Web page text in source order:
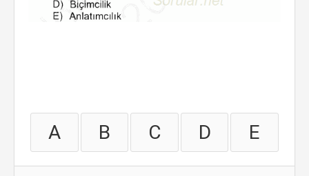
A B C D E